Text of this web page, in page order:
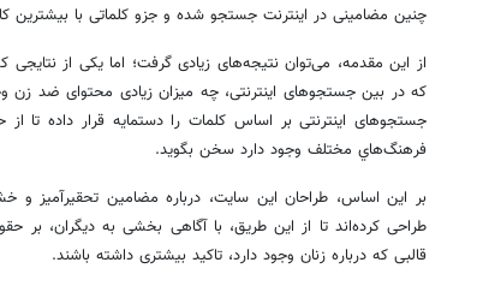
چنین مضامینی در اینترنت جستجو شده و جزو كلماتی با بیشترین
از این مقدمه، می‌توان نتیجه‌های زیادی گرفت؛ اما یكی از
كه در بین جستجوهای اینترنتی، چه میزان زیادی محتوای ضد زن
جستجوهای اینترنتی بر اساس كلمات را دستمایه قرار داده تا از
فرهنگ‌هاي مختلف وجود دارد سخن بگوید.
بر این اساس، طراحان این سايت، درباره مضامین تحقیرآمیز و
طراحی كرده‌‌اند تا از این طریق، با آگاهی بخشی به دیگران، بر
قالبی كه درباره زنان وجود دارد، تاكید بیشتری داشته باشند.